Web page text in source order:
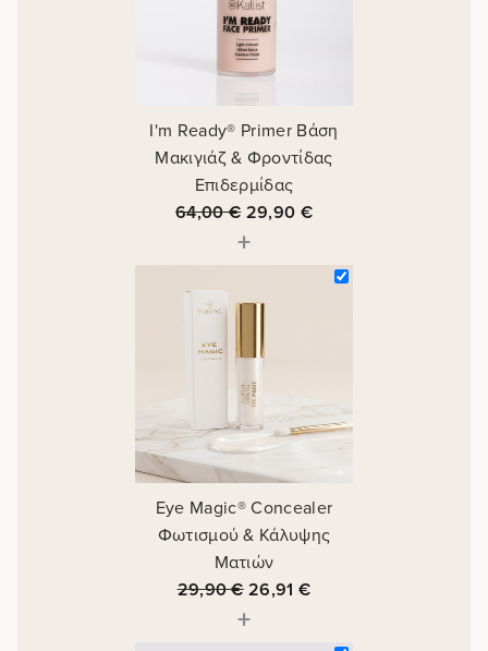
I'm Ready® Primer Βάση
Μακιγιάζ & Φροντίδας
Επιδερμίδας
64,00€ 29,90 €
+
Eye Magic® Concealer
Φωτισμού & Κάλυψης
Ματιών
29,90€26,91€
+